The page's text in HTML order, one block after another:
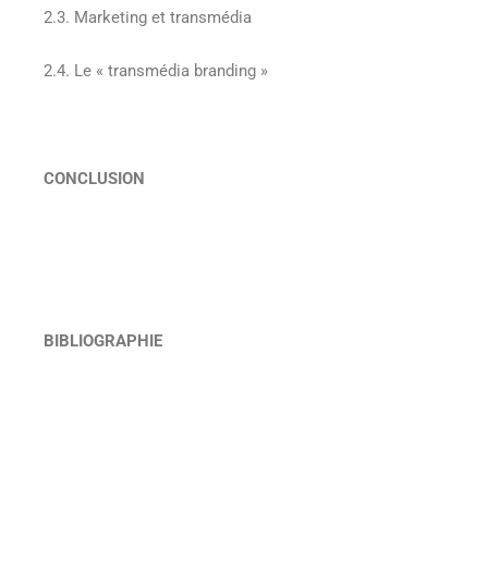
2.3. Marketing et transmédia
2.4. Le « transmédia branding »
CONCLUSION
BIBLIOGRAPHIE